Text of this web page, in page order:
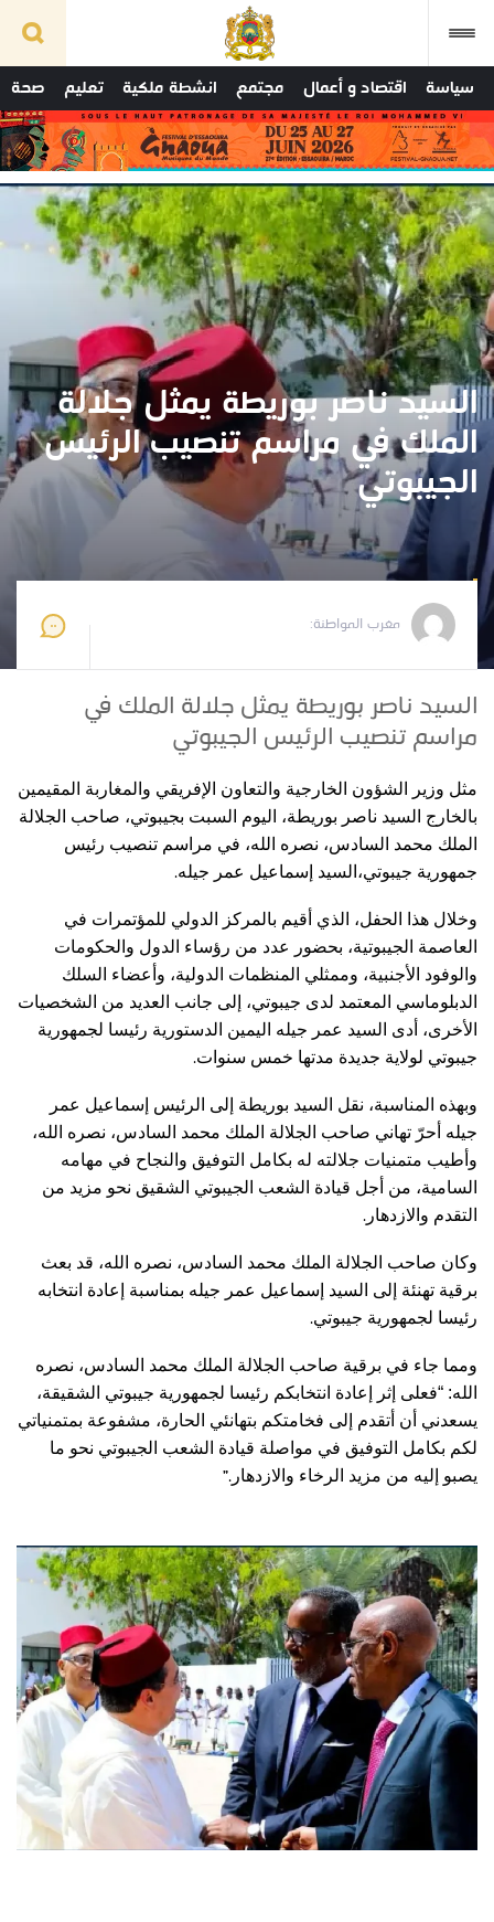
سياسة اقتصاد و أعمال مجتمع انشطة ملكية تعليم صحة
السيد ناصر بوريطة يمثل جلالة
الملك في مراسم تنصيب الرئيس
الجيبوتي
مغرب المواطنة:
السيد ناصر بوريطة يمثل جلالة الملك في
مراسم تنصيب الرئيس الجيبوتي
مثل وزير الشؤون الخارجية والتعاون الإفريقي والمغاربة المقيمين
بالخارج السيد ناصر بوريطة، اليوم السبت بجيبوتي، صاحب الجلالة
الملك محمد السادس، نصره الله، في مراسم تنصيب رئيس
جمهورية جيبوتي،السيد إسماعيل عمر جيله.
وخلال هذا الحفل، الذي أقيم بالمركز الدولي للمؤتمرات في
العاصمة الجيبوتية، بحضور عدد من رؤساء الدول والحكومات
والوفود الأجنبية، وممثلي المنظمات الدولية، وأعضاء السلك
الدبلوماسي المعتمد لدى جيبوتي، إلى جانب العديد من الشخصيات
الأخرى، أدى السيد عمر جيله اليمين الدستورية رئيسا لجمهورية
جيبوتي لولاية جديدة مدتها خمس سنوات.
وبهذه المناسبة، نقل السيد بوريطة إلى الرئيس إسماعيل عمر
جيله أحرّ تهاني صاحب الجلالة الملك محمد السادس، نصره الله،
وأطيب متمنيات جلالته له بكامل التوفيق والنجاح في مهامه
السامية، من أجل قيادة الشعب الجيبوتي الشقيق نحو مزيد من
التقدم والازدهار .
وكان صاحب الجلالة الملك محمد السادس، نصره الله، قد بعث
برقية تهنئة إلى السيد إسماعيل عمر جيله بمناسبة إعادة انتخابه
رئيسا لجمهورية جيبوتي.
ومما جاء في برقية صاحب الجلالة الملك محمد السادس، نصره
الله: “فعلى إثر إعادة انتخابكم رئيسا لجمهورية جيبوتي الشقيقة،
يسعدني أن أتقدم إلى فخامتكم بتهانئي الحارة، مشفوعة بمتمنياتي
لكم بكامل التوفيق في مواصلة قيادة الشعب الجيبوتي نحو ما
يصبو إليه من مزيد الرخاء والازدهار ”.